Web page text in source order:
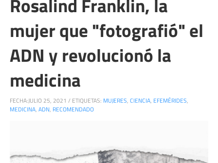
mujer que "fotografió" el
ADN y revolucionó la
medicina
FECHA:JULIO 25, 2021 / ETIQUETAS: MUJERES, CIENCIA, EFEMÉRIDES,
MEDICINA, ADN, RECOMENDADO